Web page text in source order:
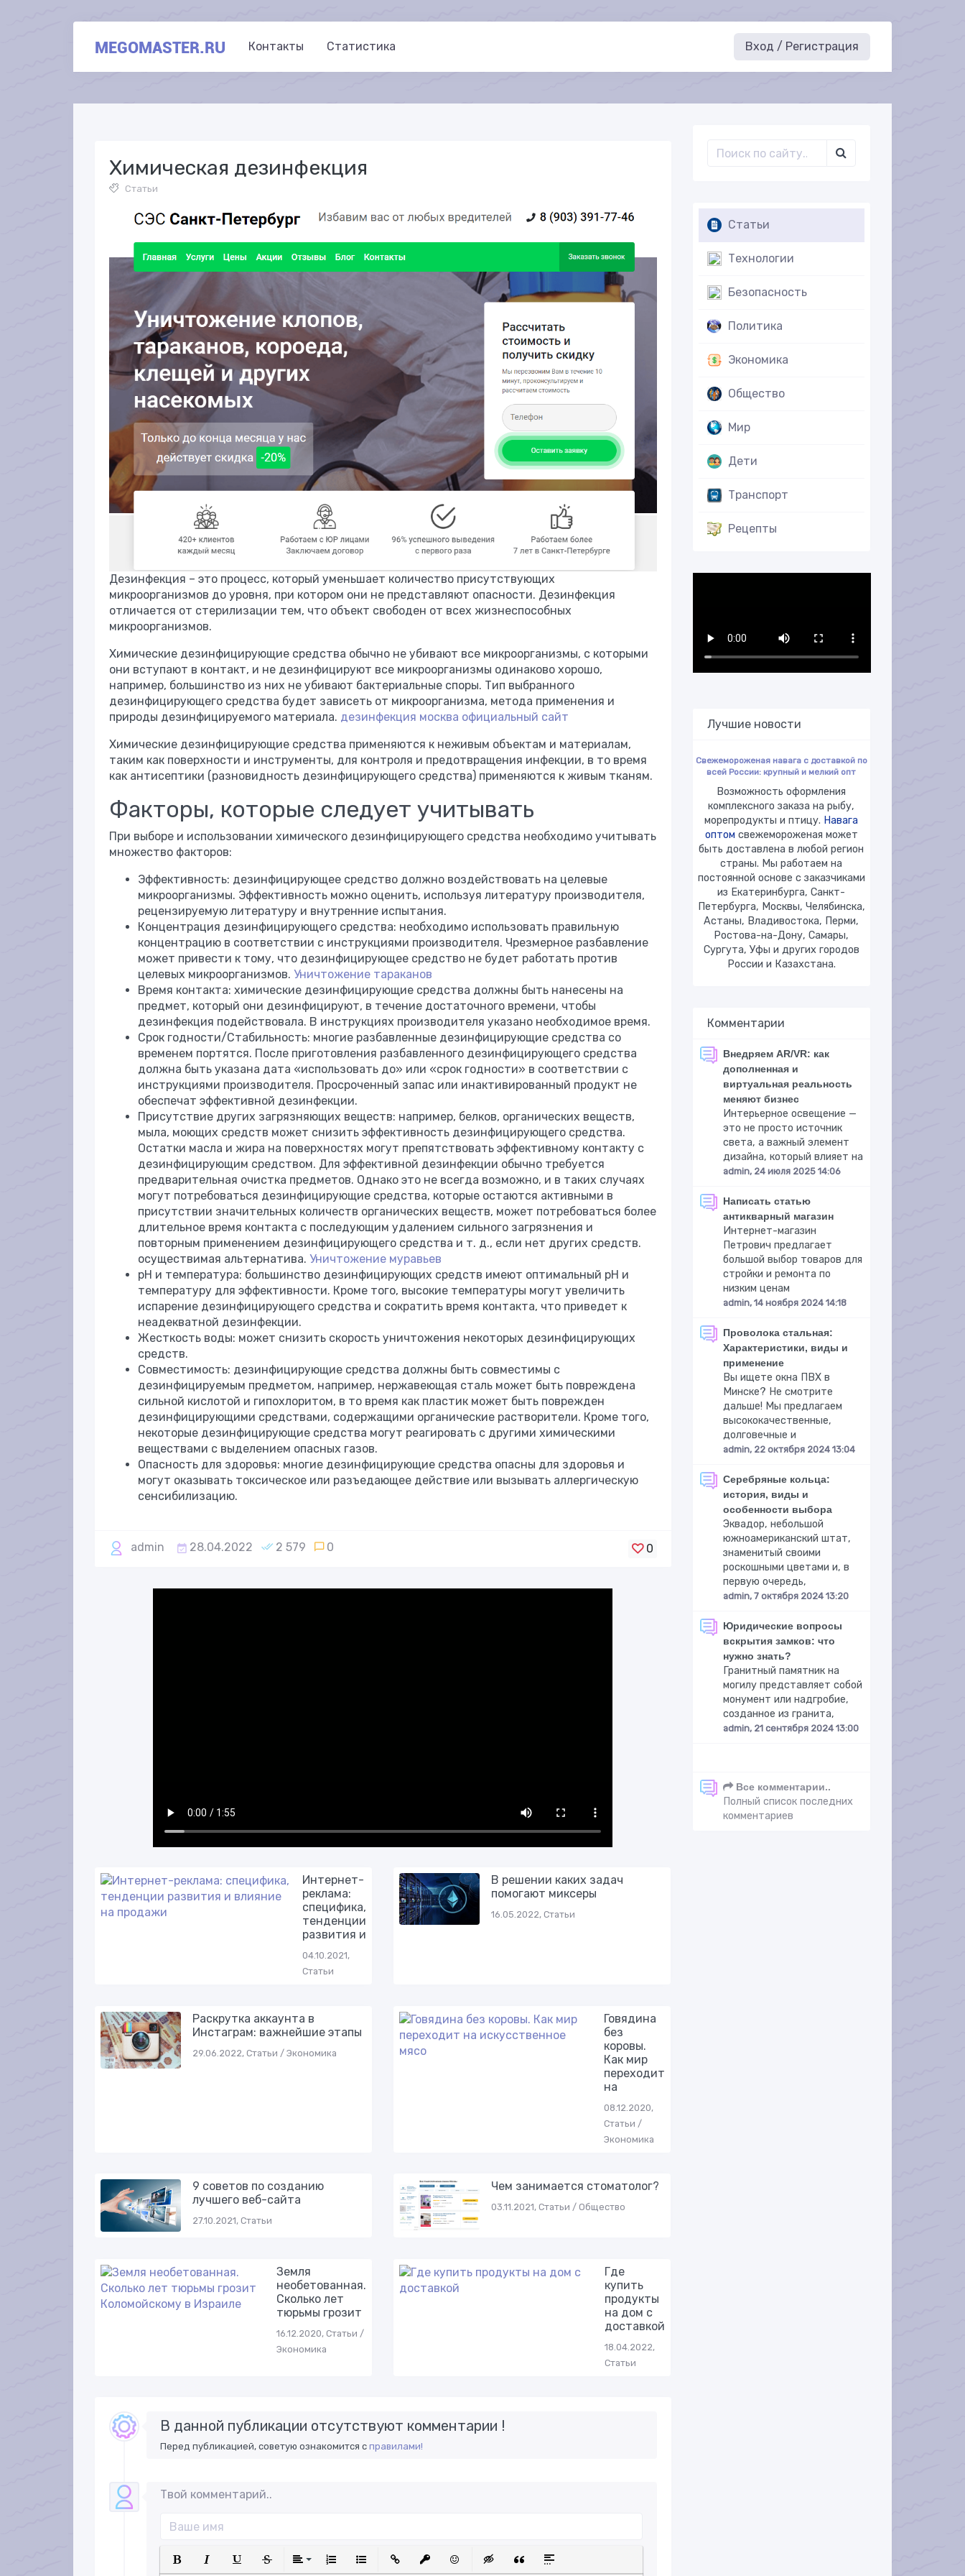
MEGOMASTER.RU Контакты Статистика Вход / Регистрация
Химическая дезинфекция
Статьи
Дезинфекция – это процесс, который уменьшает количество присутствующих
микроорганизмов до уровня, при котором они не представляют опасности. Дезинфекция
отличается от стерилизации тем, что объект свободен от всех жизнеспособных
микроорганизмов.
Химические дезинфицирующие средства обычно не убивают все микроорганизмы, с которыми
они вступают в контакт, и не дезинфицируют все микроорганизмы одинаково хорошо,
например, большинство из них не убивают бактериальные споры. Тип выбранного
дезинфицирующего средства будет зависеть от микроорганизма, метода применения и
природы дезинфицируемого материала. дезинфекция москва официальный сайт
Химические дезинфицирующие средства применяются к неживым объектам и материалам,
таким как поверхности и инструменты, для контроля и предотвращения инфекции, в то время
как антисептики (разновидность дезинфицирующего средства) применяются к живым тканям.
Факторы, которые следует учитывать
При выборе и использовании химического дезинфицирующего средства необходимо учитывать
множество факторов:
Эффективность: дезинфицирующее средство должно воздействовать на целевые
микроорганизмы. Эффективность можно оценить, используя литературу производителя,
рецензируемую литературу и внутренние испытания.
Концентрация дезинфицирующего средства: необходимо использовать правильную
концентрацию в соответствии с инструкциями производителя. Чрезмерное разбавление
может привести к тому, что дезинфицирующее средство не будет работать против
целевых микроорганизмов. Уничтожение тараканов
Время контакта: химические дезинфицирующие средства должны быть нанесены на
предмет, который они дезинфицируют, в течение достаточного времени, чтобы
дезинфекция подействовала. В инструкциях производителя указано необходимое время.
Срок годности/Стабильность: многие разбавленные дезинфицирующие средства со
временем портятся. После приготовления разбавленного дезинфицирующего средства
должна быть указана дата «использовать до» или «срок годности» в соответствии с
инструкциями производителя. Просроченный запас или инактивированный продукт не
обеспечат эффективной дезинфекции.
Присутствие других загрязняющих веществ: например, белков, органических веществ,
мыла, моющих средств может снизить эффективность дезинфицирующего средства.
Остатки масла и жира на поверхностях могут препятствовать эффективному контакту с
дезинфицирующим средством. Для эффективной дезинфекции обычно требуется
предварительная очистка предметов. Однако это не всегда возможно, и в таких случаях
могут потребоваться дезинфицирующие средства, которые остаются активными в
присутствии значительных количеств органических веществ, может потребоваться более
длительное время контакта с последующим удалением сильного загрязнения и
повторным применением дезинфицирующего средства и т. д., если нет других средств.
осуществимая альтернатива. Уничтожение муравьев
pH и температура: большинство дезинфицирующих средств имеют оптимальный pH и
температуру для эффективности. Кроме того, высокие температуры могут увеличить
испарение дезинфицирующего средства и сократить время контакта, что приведет к
неадекватной дезинфекции.
Жесткость воды: может снизить скорость уничтожения некоторых дезинфицирующих
средств.
Совместимость: дезинфицирующие средства должны быть совместимы с
дезинфицируемым предметом, например, нержавеющая сталь может быть повреждена
сильной кислотой и гипохлоритом, в то время как пластик может быть поврежден
дезинфицирующими средствами, содержащими органические растворители. Кроме того,
некоторые дезинфицирующие средства могут реагировать с другими химическими
веществами с выделением опасных газов.
Опасность для здоровья: многие дезинфицирующие средства опасны для здоровья и
могут оказывать токсическое или разъедающее действие или вызывать аллергическую
сенсибилизацию.
admin 28.04.2022 2 579 0 0
Интернет-
реклама:
специфика,
тенденции
развития и
04.10.2021,
Статьи
В решении каких задач
помогают миксеры
16.05.2022, Статьи
Раскрутка аккаунта в
Инстаграм: важнейшие этапы
29.06.2022, Статьи / Экономика
Говядина
без
коровы.
Как мир
переходит
на
08.12.2020,
Статьи /
Экономика
9 советов по созданию
лучшего веб-сайта
27.10.2021, Статьи
Чем занимается стоматолог?
03.11.2021, Статьи / Общество
Земля
необетованная.
Сколько лет
тюрьмы грозит
16.12.2020, Статьи /
Экономика
Где
купить
продукты
на дом с
доставкой
18.04.2022,
Статьи
В данной публикации отсутствуют комментарии !
Перед публикацией, советую ознакомится справилами!
Твой комментарий..
Статьи
Технологии
Безопасность
Политика
Экономика
Общество
Мир
Дети
Транспорт
Рецепты
Лучшие новости
Свежемороженая навага с доставкой по
всей России: крупный и мелкий опт
Возможность оформления
комплексного заказа на рыбу,
морепродукты и птицу. Навага
оптом свежемороженая может
быть доставлена в любой регион
страны. Мы работаем на
постоянной основе с заказчиками
из Екатеринбурга, Санкт-
Петербурга, Москвы, Челябинска,
Астаны, Владивостока, Перми,
Ростова-на-Дону, Самары,
Сургута, Уфы и других городов
России и Казахстана.
Комментарии
Внедряем AR/VR: как
дополненная и
виртуальная реальность
меняют бизнес
Интерьерное освещение —
это не просто источник
света, а важный элемент
дизайна, который влияет на
admin, 24 июля 2025 14:06
Написать статью
антикварный магазин
Интернет-магазин
Петрович предлагает
большой выбор товаров для
стройки и ремонта по
низким ценам
admin, 14 ноября 2024 14:18
Проволока стальная:
Характеристики, виды и
применение
Вы ищете окна ПВХ в
Минске? Не смотрите
дальше! Мы предлагаем
высококачественные,
долговечные и
admin, 22 октября 2024 13:04
Серебряные кольца:
история, виды и
особенности выбора
Эквадор, небольшой
южноамериканский штат,
знаменитый своими
роскошными цветами и, в
первую очередь,
admin, 7 октября 2024 13:20
Юридические вопросы
вскрытия замков: что
нужно знать?
Гранитный памятник на
могилу представляет собой
монумент или надгробие,
созданное из гранита,
admin, 21 сентября 2024 13:00
Все комментарии..
Полный список последних
комментариев